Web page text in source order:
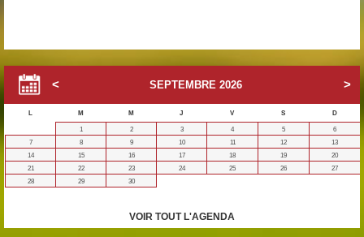
SEPTEMBRE 2026
L M M J V S
D
1
2 3 4 5
6
7
8 9 10 11 12
13
14
15 16 17 18 19
20
21
22 23 24 25 26
27
28
29 30
VOIR TOUT L'AGENDA